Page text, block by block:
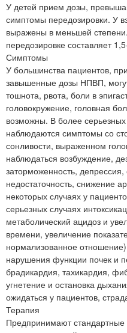
У детей прием дозы,
симптомы передозировки. У
выражены в меньшей
передозировке составляет
Симптомы
У большинства пациентов,
завышенные дозы НПВП,
тошнота, рвота, боли в
головокружение, головная
возможны. В более серьезных
наблюдаются симптомы со
сонливости, выраженном
наблюдаться возбуждение,
заторможенность, депрессия,
недостаточность, снижение
некоторых случаях у
серьезных случаях
метаболический ацидоз и
времени, увеличение
нормализованное
нарушения функции почек и
брадикардия, тахикардия,
угнетение и остановка
ожидаться у пациентов,
Терапия
Предпринимают